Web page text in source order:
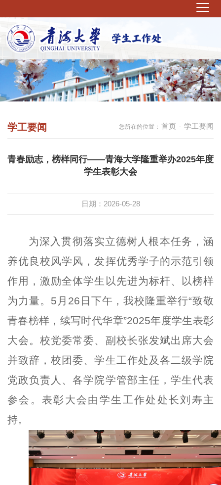
您所在的位置： 首页 - 学工要闻
学工要闻
青春励志，榜样同行——青海大学隆重举办2025年度
学生表彰大会
日期：2026-05-28
为深入贯彻落实立德树人根本任务，涵
养优良校风学风，发挥优秀学子的示范引领
作用，激励全体学生以先进为标杆、以榜样
为力量。5月26日下午，我校隆重举行“致敬
青春榜样，续写时代华章”2025年度学生表彰
大会。校党委常委、副校长张发斌出席大会
并致辞，校团委、学生工作处及各二级学院
党政负责人、各学院学管部主任，学生代表
参会。表彰大会由学生工作处处长刘寿主
持。